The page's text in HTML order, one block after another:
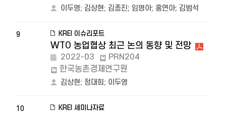
이두영; 김상현; 김종진; 임영아; 홍연아; 김범석
9 KREI 이슈리포트
WTO 농업협상 최근 논의 동향 및 전망
2022-03
PRN204
한국농촌경제연구원
김상현; 정대희 ; 이두영
10 KREI 세미나자료